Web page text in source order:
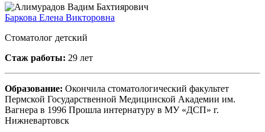
Баркова Елена Викторовна
Стоматолог детский
Стаж работы: 29 лет
Образование: Окончила стоматологический факультет
Пермской Государственной Медицинской Академии им.
Вагнера в 1996 Прошла интернатуру в МУ «ДСП» г.
Нижневартовск